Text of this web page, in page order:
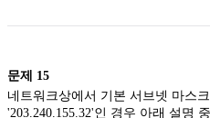
문제 15
네트워크상에서 기본 서브넷 마스